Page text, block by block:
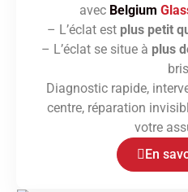
avec Belgium
– L’éclat est plus petit
– L’éclat se situe à plus
Diagnostic rapide,
centre, réparation
votre
En